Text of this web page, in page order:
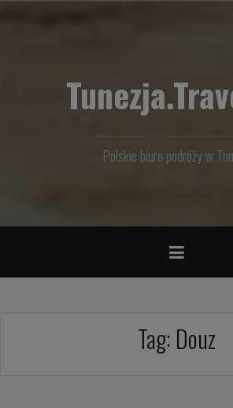
Polskie biuro podróży w
Tag: Douz